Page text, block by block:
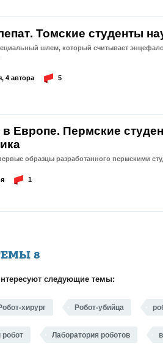
Томские студенты
шлем, который считывает
4 автора 5
Европе. Пермские
образцы разработанного пермскими
1
8
следующие темы:
хирург Робот-убийца
Лаборатория роботов